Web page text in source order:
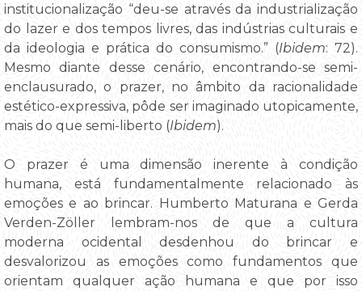
institucionalização “deu-se através da industrialização
do lazer e dos tempos livres, das indústrias culturais e
da ideologia e prática do consumismo.” (Ibidem: 72).
Mesmo diante desse cenário, encontrando-se semi-
enclausurado, o prazer, no âmbito da racionalidade
estético-expressiva, pôde ser imaginado utopicamente,
mais do que semi-liberto (Ibidem).
O prazer é uma dimensão inerente à condição
humana, está fundamentalmente relacionado às
emoções e ao brincar. Humberto Maturana e Gerda
Verden-Zöller lembram-nos de que a cultura
moderna ocidental desdenhou do brincar e
desvalorizou as emoções como fundamentos que
orientam qualquer ação humana e que por isso